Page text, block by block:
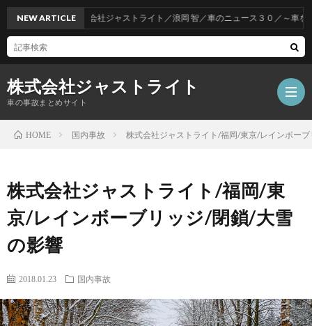
株式会社ジャストライト
車の事故まとめサイト
故
運
NEW ARTICLE株式会社ジャストライト／浪岡 智／車のニュース３０／～車をお得
HOME 国内事故 株式会社ジャストライト/福岡/東京/レインボー
株式会社ジャストライト/福岡/東
京/レインボーブリッジ/閉鎖/大雪
の影響
2018.01.23 国内事故